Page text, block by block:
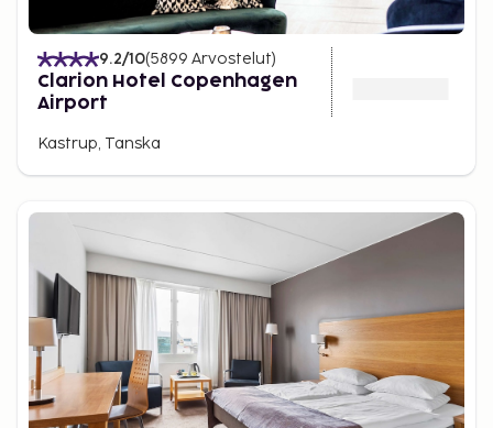
9.2/10(5899 Arvostelut)
Clarion Hotel Copenhagen
Airport
Kastrup, Tanska